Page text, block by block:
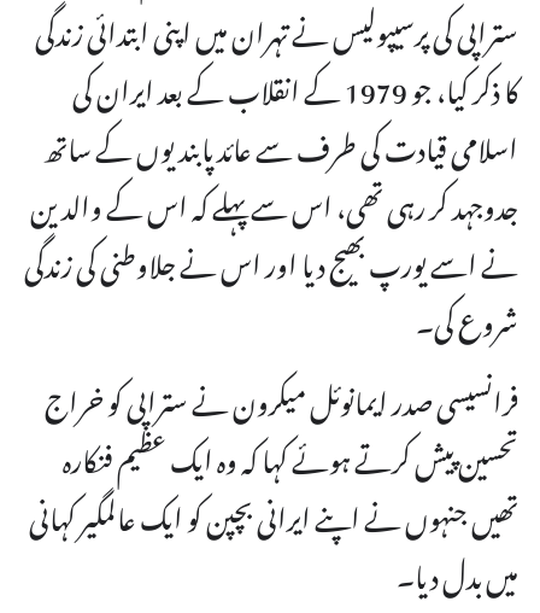
ستراپی کی پرسیپولیس نے تہران میں اپنی ابتدائی زندگی
کا ذکر کیا، جو 1979 کے انقلاب کے بعد ایران کی
اسلامی قیادت کی طرف سے عائد پابندیوں کے ساتھ
جدوجہد کر رہی تھی، اس سے پہلے کہ اس کے والدین
نے اسے یورپ بھیج دیا اور اس نے جلاوطنی کی زندگی
شروع کی۔
فرانسیسی صدر ایمانوئل میکرون نے ستراپی کو خراج
تحسین پیش کرتے ہوئے کہا کہ وہ ایک عظیم فنکارہ
تھیں جنہوں نے اپنے ایرانی بچپن کو ایک عالمگیر کہانی
میں بدل دیا۔